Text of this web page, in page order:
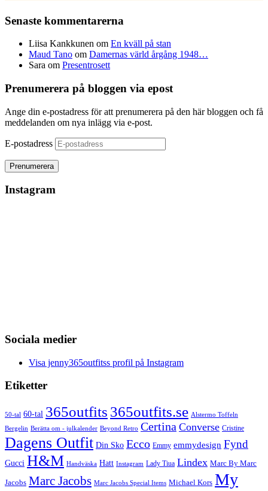
Senaste kommentarerna
Liisa Kankkunen om En kväll på stan
Maud Tano om Damernas värld årgång 1948…
Sara om Presentrosett
Prenumerera på bloggen via epost
Ange din e-postadress för att prenumerera på den här bloggen och få
meddelanden om nya inlägg via e-post.
E-postadress
Instagram
Sociala medier
Visa jenny365outfitss profil på Instagram
Etiketter
50-tal 60-tal 365outfits 365outfits.se Alstermo Toffeln
Bergelin Berätta om - julkalender Beyond Retro Certina Converse Cristine
Dagens Outfit Din Sko Ecco Emmy emmydesign Fynd
Gucci H&M Handväska Hatt Instagram Lady Tiua Lindex Marc By Marc
Jacobs Marc Jacobs Marc Jacobs Special Items Michael Kors My